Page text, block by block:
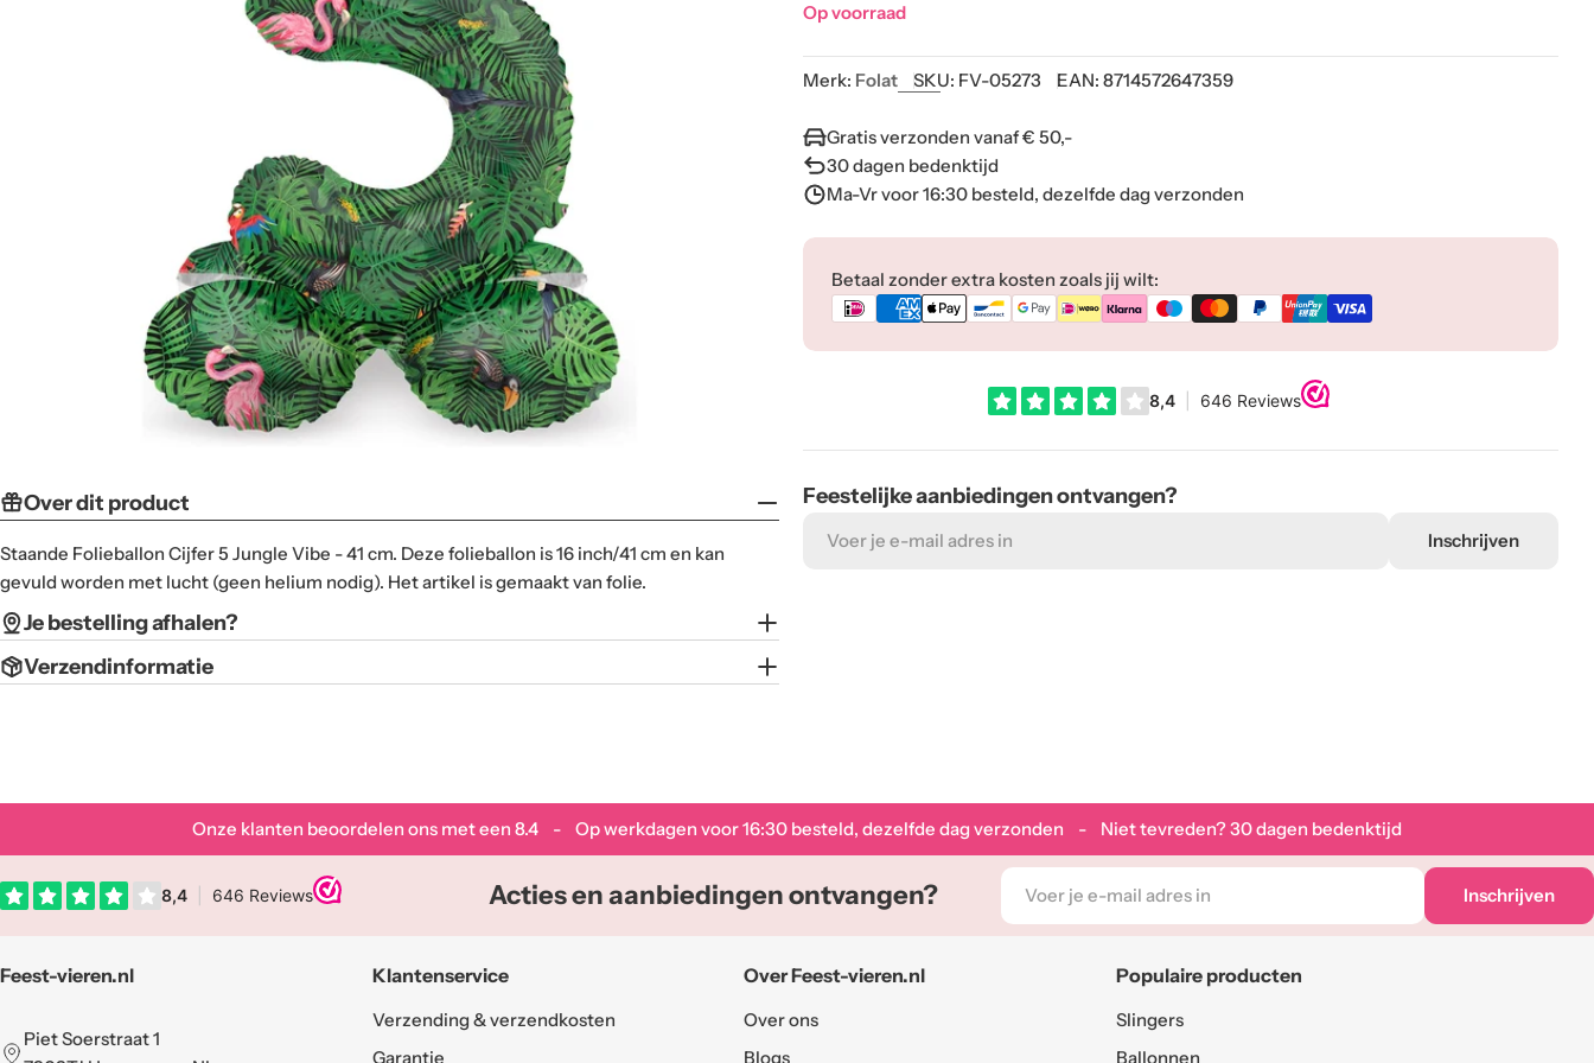
Over dit product
Staande Folieballon Cijfer 5 Jungle Vibe - 41 cm. Deze folieballon is 16 inch/41 cm en kan
gevuld worden met lucht (geen helium nodig). Het artikel is gemaakt van folie.
Je bestelling afhalen?
Verzendinformatie
Op voorraad
Merk: Folat SKU: FV-05273 EAN: 8714572647359
Gratis verzonden vanaf € 50,-
30 dagen bedenktijd
Ma-Vr voor 16:30 besteld, dezelfde dag verzonden
Betaal zonder extra kosten zoals jij wilt:
Betaalmethoden
Feestelijke aanbiedingen ontvangen?
mail
Inschrijven
Onze klanten beoordelen ons met een 8.4 - Op werkdagen voor 16:30 besteld, dezelfde dag verzonden - Niet tevreden? 30 dagen bedenktijd
Acties en aanbiedingen ontvangen?
E-
mail
Inschrijven
Feest-vieren.nl
Piet Soerstraat 1
Klantenservice
Verzending & verzendkosten
Garantie
Over Feest-vieren.nl
Over ons
Blogs
Populaire producten
Slingers
Ballonnen